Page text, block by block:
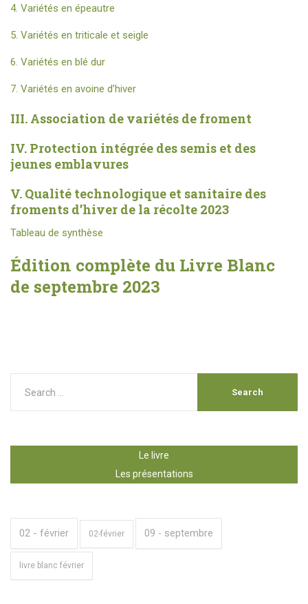
4. Variétés en épeautre
5. Variétés en triticale et seigle
6. Variétés en blé dur
7. Variétés en avoine d’hiver
III. Association de variétés de froment
IV. Protection intégrée des semis et des
jeunes emblavures
V. Qualité technologique et sanitaire des
froments d’hiver de la récolte 2023
Tableau de synthèse
Édition complète du Livre Blanc
de septembre 2023
Le livre
Les présentations
02 - février 02-février 09 - septembre
livre blanc février